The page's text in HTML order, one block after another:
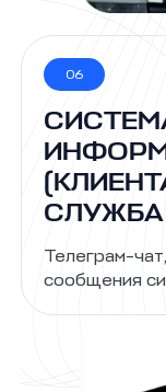
06
Телеграм-
сообщения